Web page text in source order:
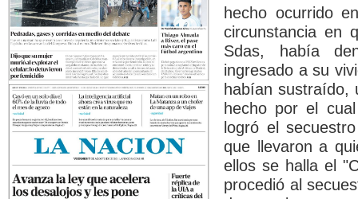
hecho ocurrido
circunstancia en
Sdas, había
ingresado a su
habían sustraído,
hecho por el
logró el
que llevaron a
ellos se halla el
procedió al